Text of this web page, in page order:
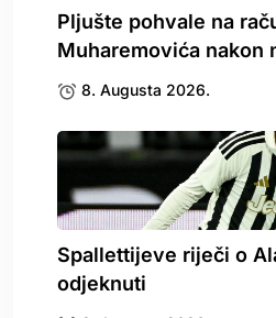
Pljušte pohvale na
Muharemovića nakon
8. Augusta 2026.
Spallettijeve riječi o
odjeknuti